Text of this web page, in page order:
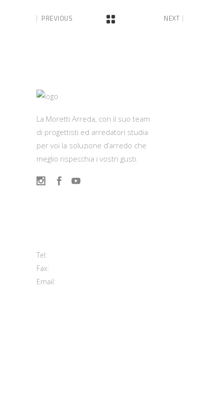
PREVIOUS NEXT
La Moretti Arreda, con il suo team
di progettisti ed arredatori studia
per voi la soluzione d’arredo che
meglio rispecchia i vostri gusti.
Tel:
Fax:
Email: